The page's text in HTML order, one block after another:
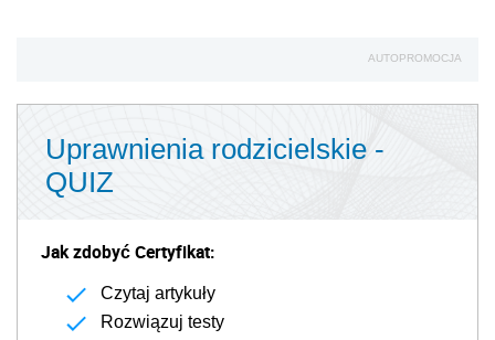
AUTOPROMOCJA
Uprawnienia rodzicielskie -
QUIZ
Jak zdobyć Certyfikat:
Czytaj artykuły
Rozwiązuj testy